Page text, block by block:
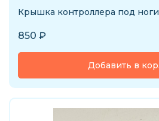
Крышка контроллера под
850 ₽
Добавить в